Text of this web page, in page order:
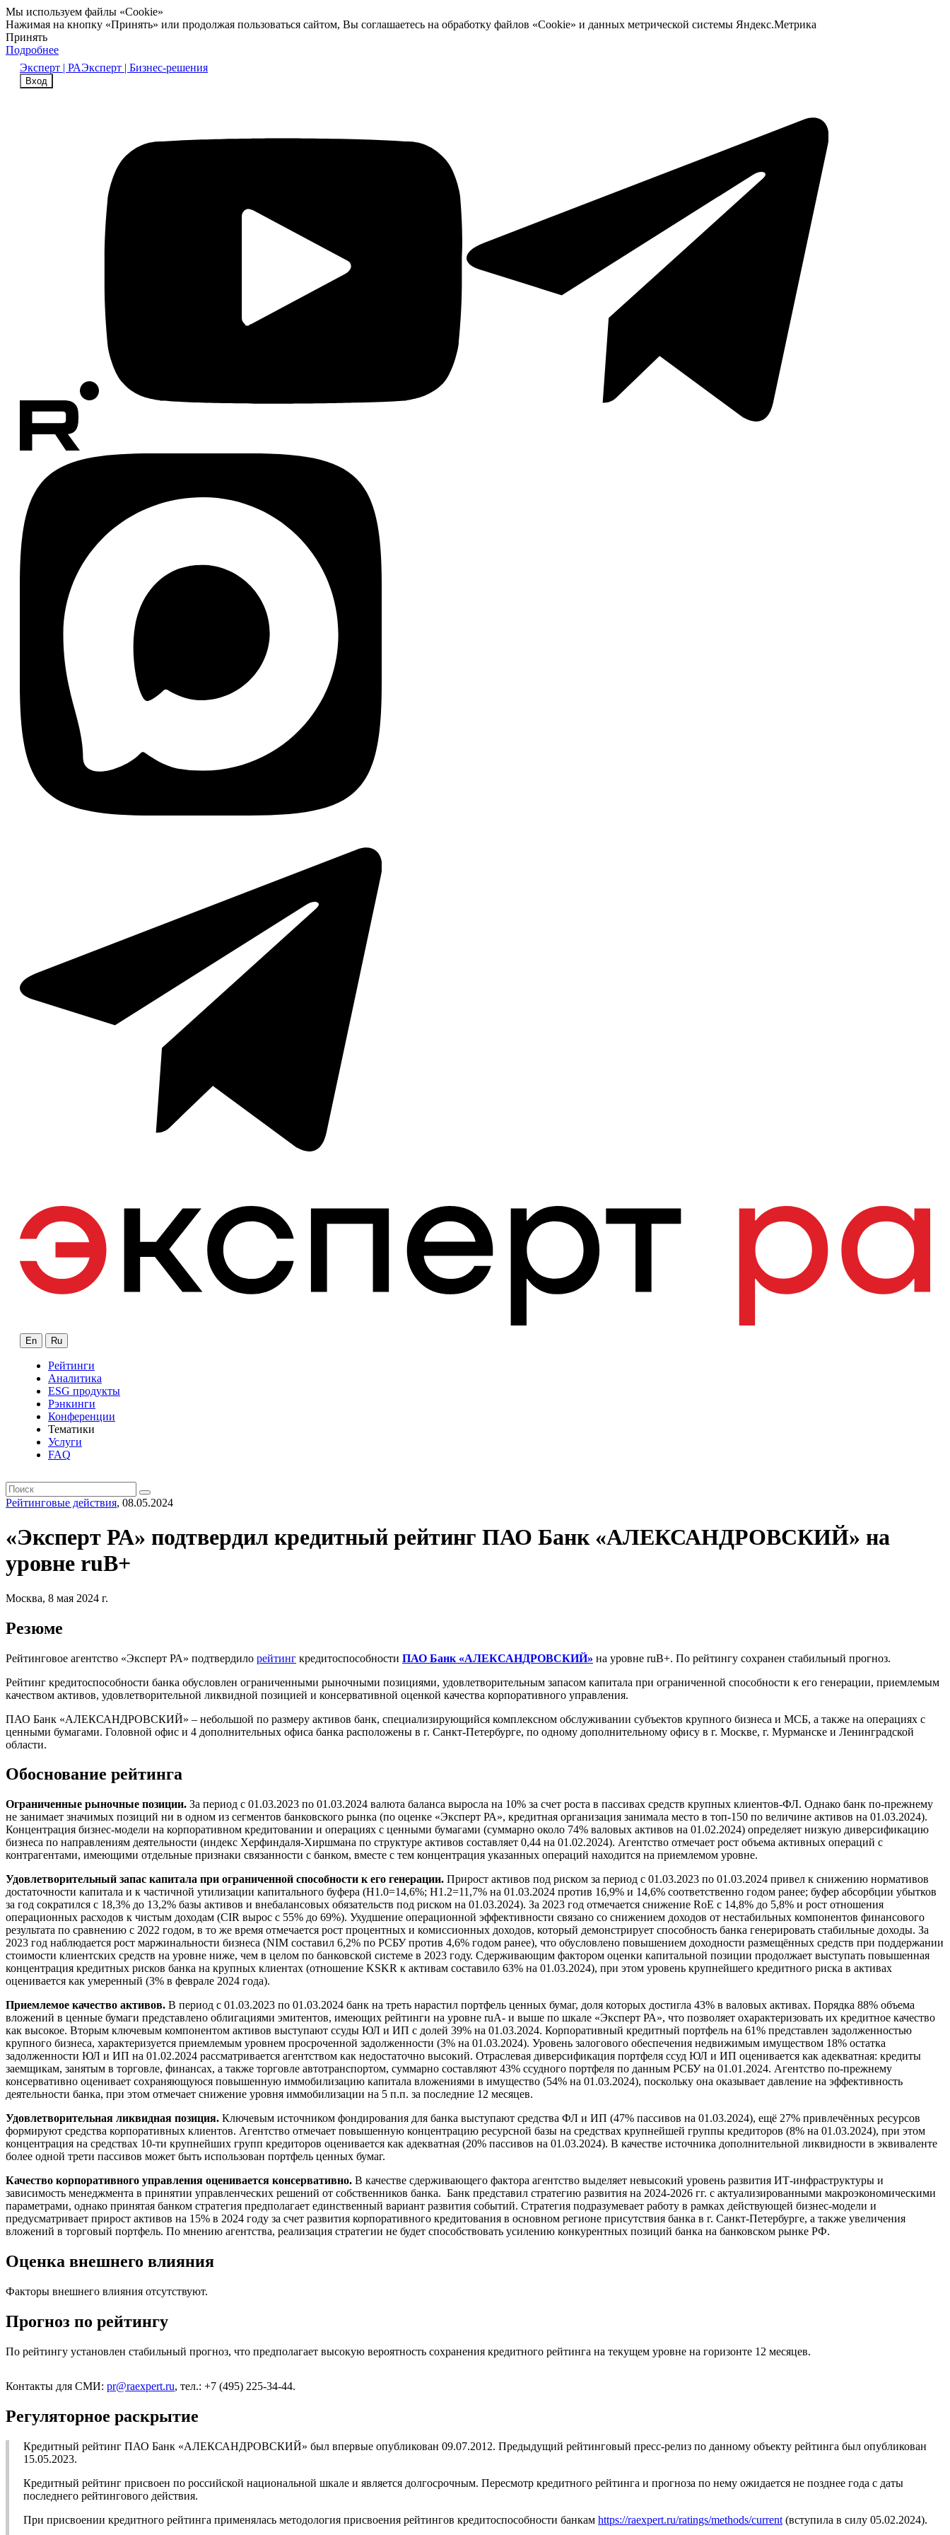
Мы используем файлы «Cookie»
Нажимая на кнопку «Принять» или продолжая пользоваться сайтом, Вы соглашаетесь на обработку файлов «Cookie» и данных метрической системы Яндекс.Метрика
Принять
Подробнее
Эксперт | РАЭксперт | Бизнес-решения
Вход
En Ru
Рейтинги
Аналитика
ESG продукты
Рэнкинги
Конференции
Тематики
Услуги
FAQ
Рейтинговые действия, 08.05.2024
«Эксперт РА» подтвердил кредитный рейтинг ПАО Банк «АЛЕКСАНДРОВСКИЙ» на
уровне ruВ+
Москва, 8 мая 2024 г.
Резюме
Рейтинговое агентство «Эксперт РА» подтвердило рейтинг кредитоспособности ПАО Банк «АЛЕКСАНДРОВСКИЙ» на уровне ruВ+. По рейтингу сохранен стабильный прогноз.
Рейтинг кредитоспособности банка обусловлен ограниченными рыночными позициями, удовлетворительным запасом капитала при ограниченной способности к его генерации, приемлемым
качеством активов, удовлетворительной ликвидной позицией и консервативной оценкой качества корпоративного управления.
ПАО Банк «АЛЕКСАНДРОВСКИЙ» – небольшой по размеру активов банк, специализирующийся комплексном обслуживании субъектов крупного бизнеса и МСБ, а также на операциях с
ценными бумагами. Головной офис и 4 дополнительных офиса банка расположены в г. Санкт-Петербурге, по одному дополнительному офису в г. Москве, г. Мурманске и Ленинградской
области.
Обоснование рейтинга
Ограниченные рыночные позиции. За период с 01.03.2023 по 01.03.2024 валюта баланса выросла на 10% за счет роста в пассивах средств крупных клиентов-ФЛ. Однако банк по-прежнему
не занимает значимых позиций ни в одном из сегментов банковского рынка (по оценке «Эксперт РА», кредитная организация занимала место в топ-150 по величине активов на 01.03.2024).
Концентрация бизнес-модели на корпоративном кредитовании и операциях с ценными бумагами (суммарно около 74% валовых активов на 01.02.2024) определяет низкую диверсификацию
бизнеса по направлениям деятельности (индекс Херфиндаля-Хиршмана по структуре активов составляет 0,44 на 01.02.2024). Агентство отмечает рост объема активных операций с
контрагентами, имеющими отдельные признаки связанности с банком, вместе с тем концентрация указанных операций находится на приемлемом уровне.
Удовлетворительный запас капитала при ограниченной способности к его генерации. Прирост активов под риском за период с 01.03.2023 по 01.03.2024 привел к снижению нормативов
достаточности капитала и к частичной утилизации капитального буфера (Н1.0=14,6%; Н1.2=11,7% на 01.03.2024 против 16,9% и 14,6% соответственно годом ранее; буфер абсорбции убытков
за год сократился с 18,3% до 13,2% базы активов и внебалансовых обязательств под риском на 01.03.2024). За 2023 год отмечается снижение RoE с 14,8% до 5,8% и рост отношения
операционных расходов к чистым доходам (CIR вырос с 55% до 69%). Ухудшение операционной эффективности связано со снижением доходов от нестабильных компонентов финансового
результата по сравнению с 2022 годом, в то же время отмечается рост процентных и комиссионных доходов, который демонстрирует способность банка генерировать стабильные доходы. За
2023 год наблюдается рост маржинальности бизнеса (NIM составил 6,2% по РСБУ против 4,6% годом ранее), что обусловлено повышением доходности размещённых средств при поддержании
стоимости клиентских средств на уровне ниже, чем в целом по банковской системе в 2023 году. Сдерживающим фактором оценки капитальной позиции продолжает выступать повышенная
концентрация кредитных рисков банка на крупных клиентах (отношение KSKR к активам составило 63% на 01.03.2024), при этом уровень крупнейшего кредитного риска в активах
оценивается как умеренный (3% в феврале 2024 года).
Приемлемое качество активов. В период с 01.03.2023 по 01.03.2024 банк на треть нарастил портфель ценных бумаг, доля которых достигла 43% в валовых активах. Порядка 88% объема
вложений в ценные бумаги представлено облигациями эмитентов, имеющих рейтинги на уровне ruA- и выше по шкале «Эксперт РА», что позволяет охарактеризовать их кредитное качество
как высокое. Вторым ключевым компонентом активов выступают ссуды ЮЛ и ИП с долей 39% на 01.03.2024. Корпоративный кредитный портфель на 61% представлен задолженностью
крупного бизнеса, характеризуется приемлемым уровнем просроченной задолженности (3% на 01.03.2024). Уровень залогового обеспечения недвижимым имуществом 18% остатка
задолженности ЮЛ и ИП на 01.02.2024 рассматривается агентством как недостаточно высокий. Отраслевая диверсификация портфеля ссуд ЮЛ и ИП оценивается как адекватная: кредиты
заемщикам, занятым в торговле, финансах, а также торговле автотранспортом, суммарно составляют 43% ссудного портфеля по данным РСБУ на 01.01.2024. Агентство по-прежнему
консервативно оценивает сохраняющуюся повышенную иммобилизацию капитала вложениями в имущество (54% на 01.03.2024), поскольку она оказывает давление на эффективность
деятельности банка, при этом отмечает снижение уровня иммобилизации на 5 п.п. за последние 12 месяцев.
Удовлетворительная ликвидная позиция. Ключевым источником фондирования для банка выступают средства ФЛ и ИП (47% пассивов на 01.03.2024), ещё 27% привлечённых ресурсов
формируют средства корпоративных клиентов. Агентство отмечает повышенную концентрацию ресурсной базы на средствах крупнейшей группы кредиторов (8% на 01.03.2024), при этом
концентрация на средствах 10-ти крупнейших групп кредиторов оценивается как адекватная (20% пассивов на 01.03.2024). В качестве источника дополнительной ликвидности в эквиваленте
более одной трети пассивов может быть использован портфель ценных бумаг.
Качество корпоративного управления оценивается консервативно. В качестве сдерживающего фактора агентство выделяет невысокий уровень развития ИТ-инфраструктуры и
зависимость менеджмента в принятии управленческих решений от собственников банка. Банк представил стратегию развития на 2024-2026 гг. с актуализированными макроэкономическими
параметрами, однако принятая банком стратегия предполагает единственный вариант развития событий. Стратегия подразумевает работу в рамках действующей бизнес-модели и
предусматривает прирост активов на 15% в 2024 году за счет развития корпоративного кредитования в основном регионе присутствия банка в г. Санкт-Петербурге, а также увеличения
вложений в торговый портфель. По мнению агентства, реализация стратегии не будет способствовать усилению конкурентных позиций банка на банковском рынке РФ.
Оценка внешнего влияния
Факторы внешнего влияния отсутствуют.
Прогноз по рейтингу
По рейтингу установлен стабильный прогноз, что предполагает высокую вероятность сохранения кредитного рейтинга на текущем уровне на горизонте 12 месяцев.
Контакты для СМИ: pr@raexpert.ru, тел.: +7 (495) 225-34-44.
Регуляторное раскрытие
Кредитный рейтинг ПАО Банк «АЛЕКСАНДРОВСКИЙ» был впервые опубликован 09.07.2012. Предыдущий рейтинговый пресс-релиз по данному объекту рейтинга был опубликован
15.05.2023.
Кредитный рейтинг присвоен по российской национальной шкале и является долгосрочным. Пересмотр кредитного рейтинга и прогноза по нему ожидается не позднее года с даты
последнего рейтингового действия.
При присвоении кредитного рейтинга применялась методология присвоения рейтингов кредитоспособности банкам https://raexpert.ru/ratings/methods/current (вступила в силу 05.02.2024).